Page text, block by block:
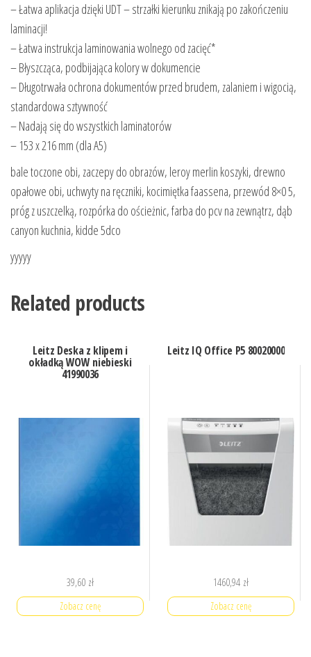
– Łatwa aplikacja dzięki UDT – strzałki kierunku znikają po zakończeniu
laminacji!
– Łatwa instrukcja laminowania wolnego od zacięć*
– Błyszcząca, podbijająca kolory w dokumencie
– Długotrwała ochrona dokumentów przed brudem, zalaniem i wigocią,
standardowa sztywność
– Nadają się do wszystkich laminatorów
– 153 x 216 mm (dla A5)
bale toczone obi, zaczepy do obrazów, leroy merlin koszyki, drewno
opałowe obi, uchwyty na ręczniki, kocimiętka faassena, przewód 8×0 5,
próg z uszczelką, rozpórka do ościeżnic, farba do pcv na zewnątrz, dąb
canyon kuchnia, kidde 5dco
yyyyy
Related products
Leitz Deska z klipem i
okładką WOW niebieski
41990036
39,60 zł
Zobacz cenę
Leitz IQ Office P5 80020000
1460,94 zł
Zobacz cenę